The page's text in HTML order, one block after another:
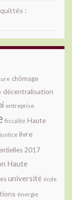
quittés :
chômage
décentralisation
entreprise
fiscalité Haute
justice livre
2017
Haute
université école
énergie